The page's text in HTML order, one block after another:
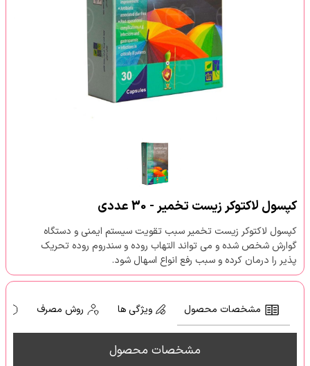
کپسول لاکتوکر زیست تخمیر - 30 عددی
کپسول لاکتوکر زیست تخمیر سبب تقویت سیستم ایمنی و دستگاه
گوارش شخص شده و می تواند التهاب روده و سندروم روده تحریک
پذیر را درمان کرده و سبب رفع انواع اسهال شود.
مشخصات محصول ویژگی ها روش مصرف
مشخصات محصول